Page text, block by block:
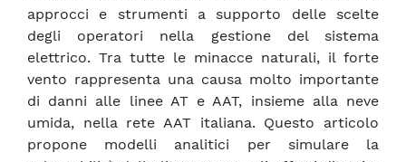
approcci e strumenti a supporto delle scelte
degli operatori nella gestione del sistema
elettrico. Tra tutte le minacce naturali, il forte
vento rappresenta una causa molto importante
di danni alle linee AT e AAT, insieme alla neve
umida, nella rete AAT italiana. Questo articolo
propone modelli analitici per simulare la